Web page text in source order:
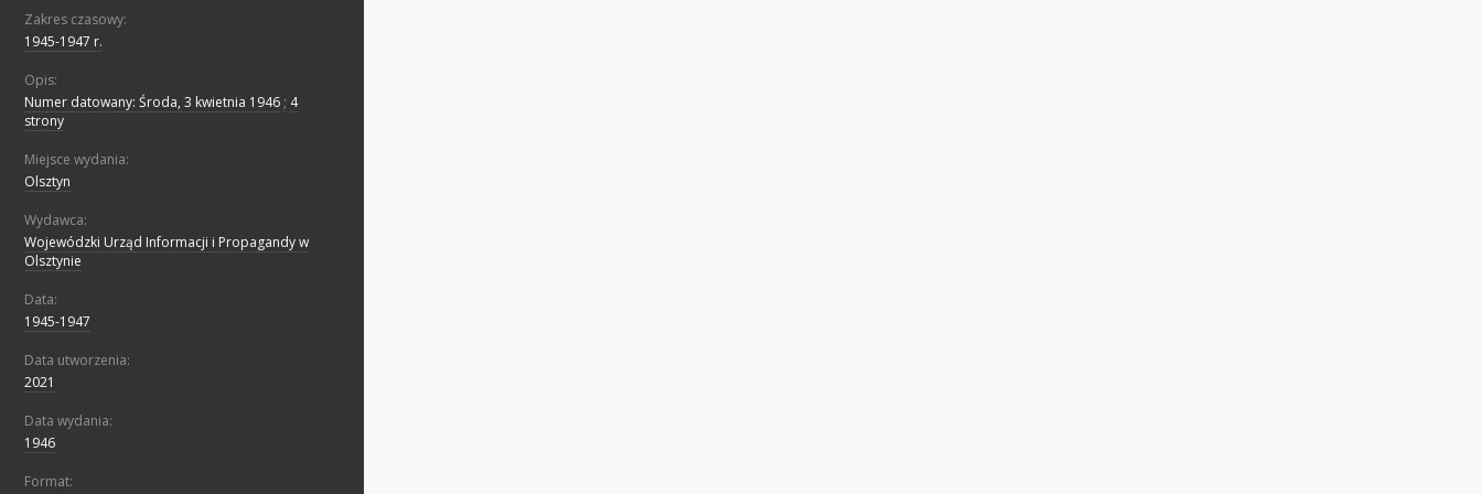
Zakres czasowy:
1945-1947 r.
Opis:
Numer datowany: Środa, 3 kwietnia 1946 ; 4
strony
Miejsce wydania:
Olsztyn
Wydawca:
Wojewódzki Urząd Informacji i Propagandy w
Olsztynie
Data:
1945-1947
Data utworzenia:
2021
Data wydania:
1946
Format: